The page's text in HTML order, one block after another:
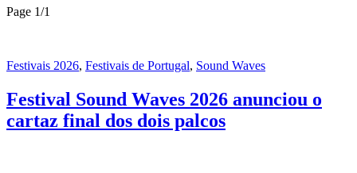
Page 1/1
Festivais 2026, Festivais de Portugal, Sound Waves
Festival Sound Waves 2026 anunciou o
cartaz final dos dois palcos